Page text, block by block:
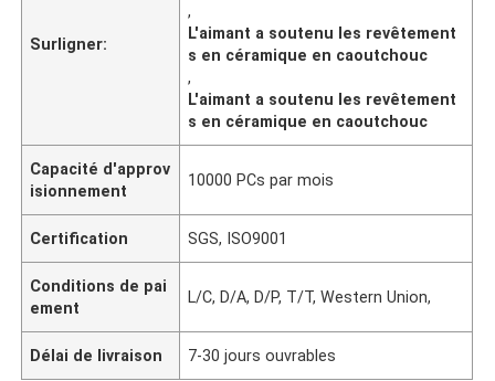
Surligner:
,
L'aimant a soutenu les revêtement
s en céramique en caoutchouc
,
L'aimant a soutenu les revêtement
s en céramique en caoutchouc
Capacité d'approv
isionnement
10000 PCs par mois
Certification SGS, ISO9001
Conditions de pai
ement
L/C, D/A, D/P, T/T, Western Union,
Délai de livraison 7-30 jours ouvrables